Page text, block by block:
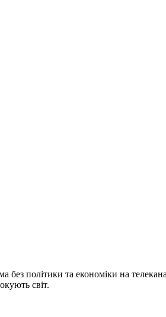
політики та економіки на
світ.